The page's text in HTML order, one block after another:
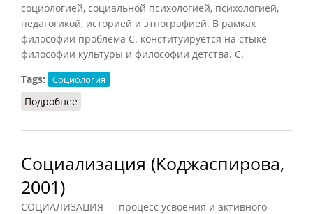
социологией, социальной психологией, психологией,
педагогикой, историей и этнографией. В рамках
философии проблема С. конституируется на стыке
философии культуры и философии детства. С.
Tags:
Социология
Подробнее
Социализация (Коджаспирова,
2001)
СОЦИАЛИЗАЦИЯ — процесс усвоения и активного